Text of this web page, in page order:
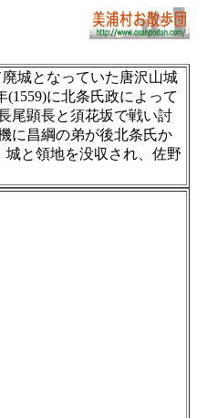
城となっていた唐沢山城
に北条氏政によって
尾顕長と須花坂で戦い討
に昌綱の弟が後北条氏か
城と領地を没収され、佐野